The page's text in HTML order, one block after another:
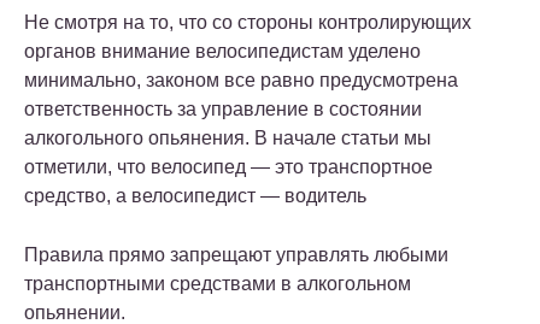
Не смотря на то, что со стороны контролирующих
органов внимание велосипедистам уделено
минимально, законом все равно предусмотрена
ответственность за управление в состоянии
алкогольного опьянения. В начале статьи мы
отметили, что велосипед — это транспортное
средство, а велосипедист — водитель
Правила прямо запрещают управлять любыми
транспортными средствами в алкогольном
опьянении.